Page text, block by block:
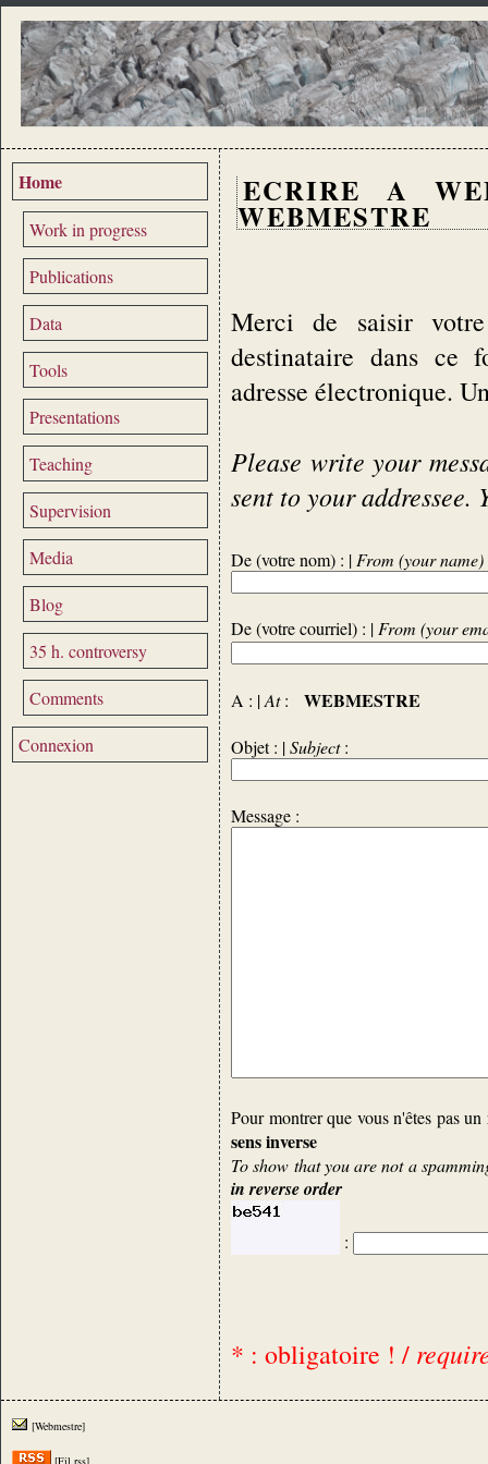
Home
Work in progress
Publications
Data
Tools
Presentations
Teaching
Supervision
Media
Blog
35 h. controversy
Comments
Connexion
ECRIRE A
WEBMESTRE
Merci de saisir
destinataire dans ce
adresse électronique.
Please write your
sent to your addressee.
De (votre nom) : | From (your name)
De (votre courriel) : | From (your
A : |At: WEBMESTRE
Objet : |Subject:
Message :
Pour montrer que vous n'êtes pas
sens inverse
To show that you are not a
in reverse order
:
* : obligatoire ! /
[Webmestre]
[Fil rss]